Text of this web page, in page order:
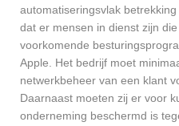
automatiseringsvlak
dat er mensen in dienst zijn
voorkomende
Apple. Het bedrijf moet
netwerkbeheer van een klant
Daarnaast moeten zij er voor
onderneming beschermd is